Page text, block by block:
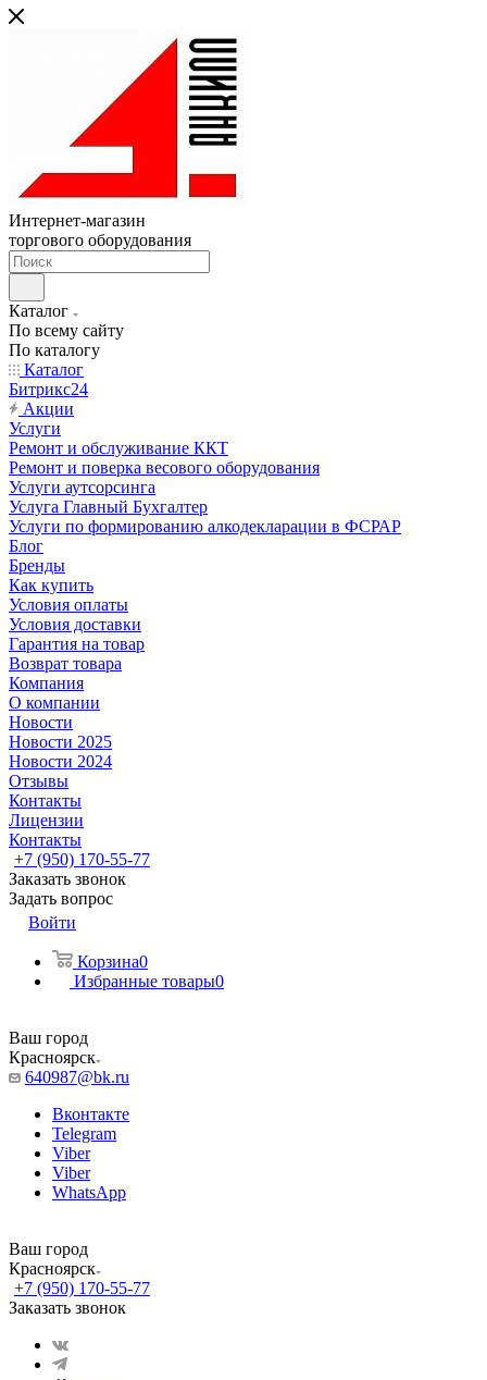
Интернет-магазин
торгового оборудования
Каталог
По всему сайту
По каталогу
Каталог
Битрикс24
Акции
Услуги
Ремонт и обслуживание ККТ
Ремонт и поверка весового оборудования
Услуги аутсорсинга
Услуга Главный Бухгалтер
Услуги по формированию алкодекларации в ФСРАР
Блог
Бренды
Как купить
Условия оплаты
Условия доставки
Гарантия на товар
Возврат товара
Компания
О компании
Новости
Новости 2025
Новости 2024
Отзывы
Контакты
Лицензии
Контакты
+7 (950) 170-55-77
Заказать звонок
Задать вопрос
Войти
Корзина0
Избранные товары0
Ваш город
Красноярск
640987@bk.ru
Вконтакте
Telegram
Viber
Viber
WhatsApp
Ваш город
Красноярск
+7 (950) 170-55-77
Заказать звонок